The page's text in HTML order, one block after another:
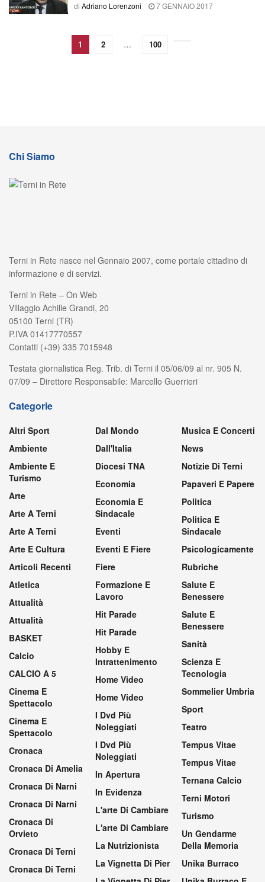
di Adriano Lorenzoni 7 GENNAIO 2017
1 2 … 100
Chi Siamo
Terni in Rete nasce nel Gennaio 2007, come portale cittadino di
informazione e di servizi.
Terni in Rete – On Web
Villaggio Achille Grandi, 20
05100 Terni (TR)
P.IVA 01417770557
Contatti (+39) 335 7015948
Testata giornalistica Reg. Trib. di Terni il 05/06/09 al nr. 905 N.
07/09 – Direttore Responsabile: Marcello Guerrieri
Categorie
Altri Sport
Ambiente
Ambiente E
Turismo
Arte
Arte A Terni
Arte A Terni
Arte E Cultura
Articoli Recenti
Atletica
Attualità
Attualità
BASKET
Calcio
CALCIO A 5
Cinema E
Spettacolo
Cinema E
Spettacolo
Cronaca
Cronaca Di Amelia
Cronaca Di Narni
Cronaca Di Narni
Cronaca Di
Orvieto
Cronaca Di Terni
Cronaca Di Terni
Dal Mondo
Dall'Italia
Diocesi TNA
Economia
Economia E
Sindacale
Eventi
Eventi E Fiere
Fiere
Formazione E
Lavoro
Hit Parade
Hit Parade
Hobby E
Intrattenimento
Home Video
Home Video
I Dvd Più
Noleggiati
I Dvd Più
Noleggiati
In Apertura
In Evidenza
L'arte Di Cambiare
L'arte Di Cambiare
La Nutrizionista
La Vignetta Di Pier
Musica E Concerti
News
Notizie Di Terni
Papaveri E Papere
Politica
Politica E
Sindacale
Psicologicamente
Rubriche
Salute E
Benessere
Salute E
Benessere
Sanità
Scienza E
Tecnologia
Sommelier Umbria
Sport
Teatro
Tempus Vitae
Tempus Vitae
Ternana Calcio
Terni Motori
Turismo
Un Gendarme
Della Memoria
Unika Burraco